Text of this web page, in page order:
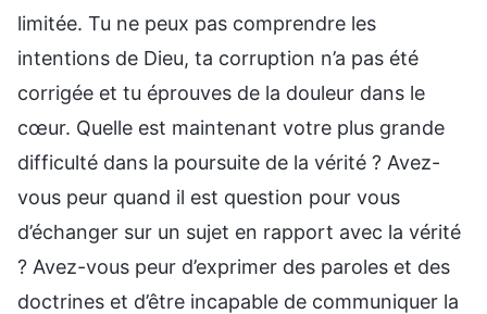
limitée. Tu ne peux pas comprendre les
intentions de Dieu, ta corruption n’a pas été
corrigée et tu éprouves de la douleur dans le
cœur. Quelle est maintenant votre plus grande
difficulté dans la poursuite de la vérité ? Avez-
vous peur quand il est question pour vous
d’échanger sur un sujet en rapport avec la vérité
? Avez-vous peur d’exprimer des paroles et des
doctrines et d’être incapable de communiquer la